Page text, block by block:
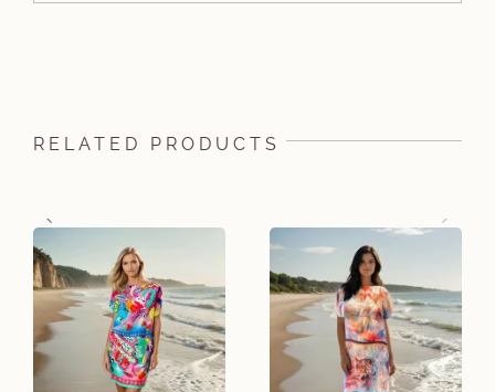
RELATED PRODUCTS